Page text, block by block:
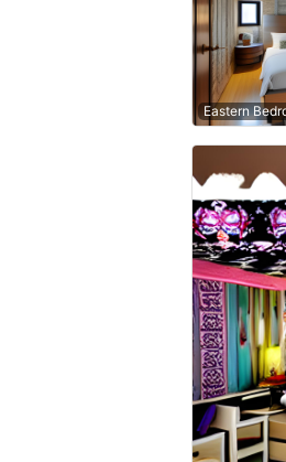
Eastern